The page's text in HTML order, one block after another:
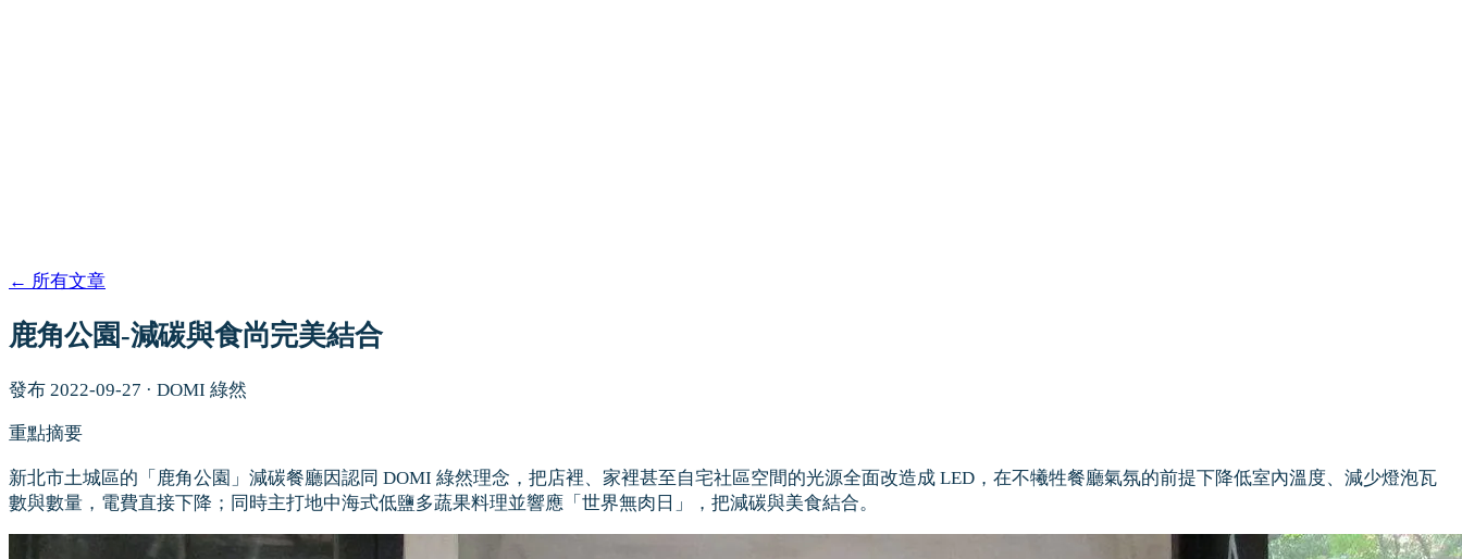
← 所有文章
鹿角公園-減碳與食尚完美結合
發布 2022-09-27 · DOMI 綠然
重點摘要
新北市土城區的「鹿角公園」減碳餐廳因認同 DOMI 綠然理念，把店裡、家裡甚至自宅社區空間的光源全面改造成 LED，在不犧牲餐廳氣氛的前提下降低室內溫度、減少燈泡瓦
數與數量，電費直接下降；同時主打地中海式低鹽多蔬果料理並響應「世界無肉日」，把減碳與美食結合。